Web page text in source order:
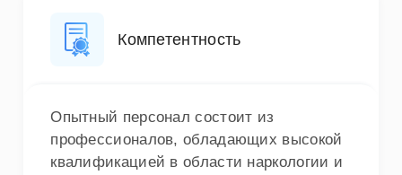
Компетентность
Опытный персонал состоит из
профессионалов, обладающих высокой
квалификацией в области наркологии и